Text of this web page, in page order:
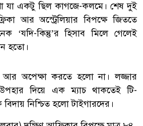
যা একটু ছিল কাগজে-কলমে। শেষ দুই
আর অস্ট্রেলিয়ার বিপক্ষে জিততে
‘যদি-কিন্তু’র হিসাব মিলে গেলেই
হতো।
আর অপেক্ষা করতে হলো না। লজ্জার
উপহার দিয়ে এক ম্যাচ থাকতেই টি-
বিদায় নিশ্চিত হলো টাইগারদের।